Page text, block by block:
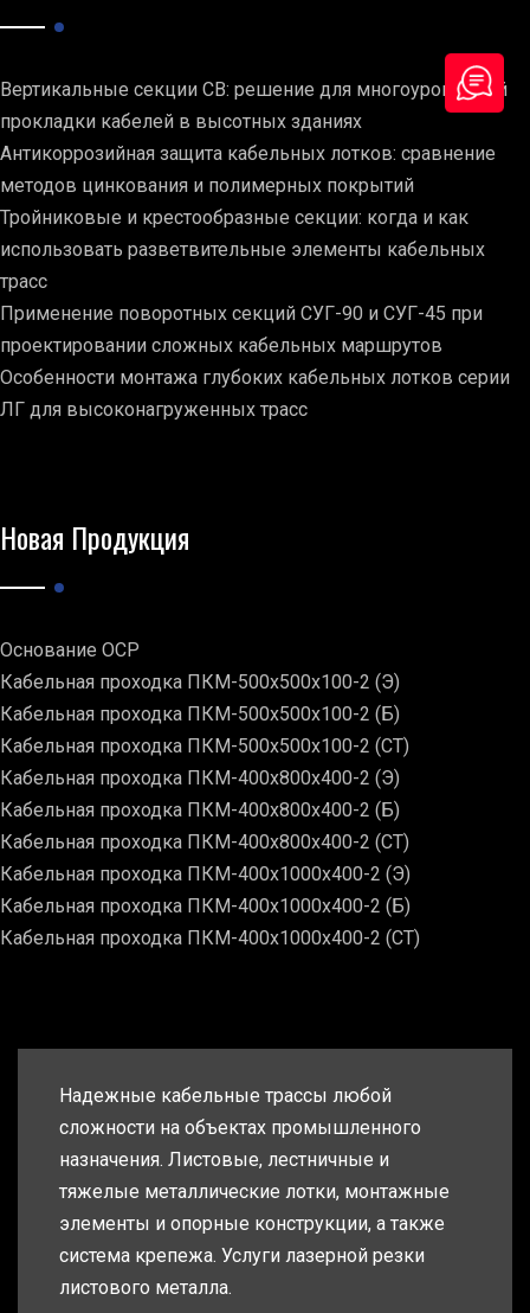
Вертикальные секции СВ: решение для многоуровневой
прокладки кабелей в высотных зданиях
Антикоррозийная защита кабельных лотков: сравнение
методов цинкования и полимерных покрытий
Тройниковые и крестообразные секции: когда и как
использовать разветвительные элементы кабельных
трасс
Применение поворотных секций СУГ-90 и СУГ-45 при
проектировании сложных кабельных маршрутов
Особенности монтажа глубоких кабельных лотков серии
ЛГ для высоконагруженных трасс
Новая Продукция
Основание ОСР
Кабельная проходка ПКМ-500х500х100-2 (Э)
Кабельная проходка ПКМ-500х500х100-2 (Б)
Кабельная проходка ПКМ-500х500х100-2 (СТ)
Кабельная проходка ПКМ-400х800х400-2 (Э)
Кабельная проходка ПКМ-400х800х400-2 (Б)
Кабельная проходка ПКМ-400х800х400-2 (СТ)
Кабельная проходка ПКМ-400х1000х400-2 (Э)
Кабельная проходка ПКМ-400х1000х400-2 (Б)
Кабельная проходка ПКМ-400х1000х400-2 (СТ)
Надежные кабельные трассы любой
сложности на объектах промышленного
назначения. Листовые, лестничные и
тяжелые металлические лотки, монтажные
элементы и опорные конструкции, а также
система крепежа. Услуги лазерной резки
листового металла.